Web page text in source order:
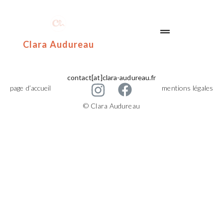
Clara Audureau
contact[at]clara-audureau.fr
page d’accueil
mentions légales
© Clara Audureau